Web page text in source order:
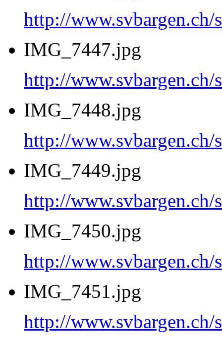
http://
IMG_7447.jpg
http://
IMG_7448.jpg
http://
IMG_7449.jpg
http://
IMG_7450.jpg
http://
IMG_7451.jpg
http://